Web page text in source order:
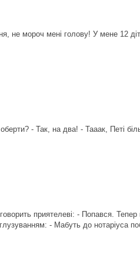
мороч мені голову! У мене 12
- Так, на два! - Тааак, Петі
приятелеві: - Попався. Тепер
- Мабуть до нотаріуса